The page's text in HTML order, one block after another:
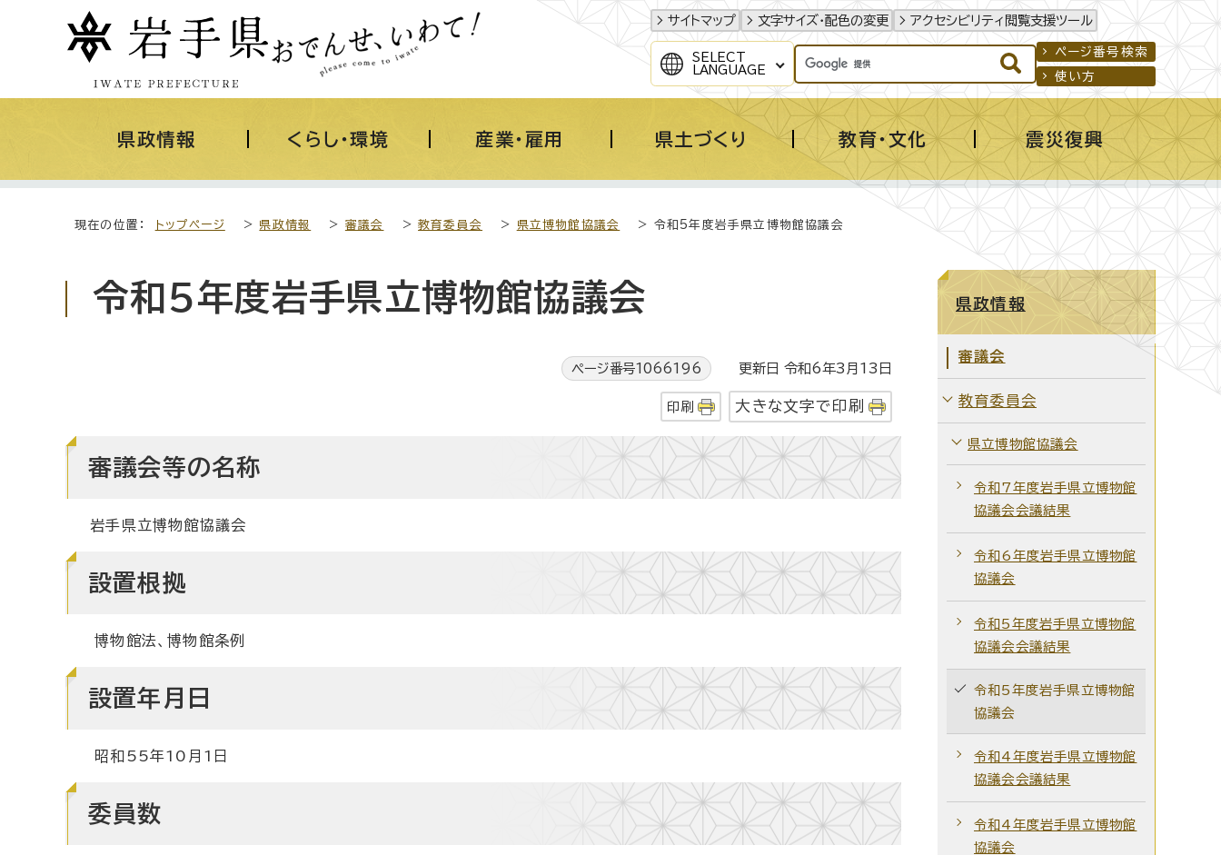
サイトマップ 文字サイズ・配色の変更 アクセシビリティ閲覧支援ツール
SELECT
LANGUAGE
ページ番号検索
使い方
県政情報 くらし・環境 産業・雇用 県土づくり 教育・文化 震災復興
現在の位置： トップページ > 県政情報 > 審議会 >教育委員会 > 県立博物館協議会 > 令和5年度岩手県立博物館協議会
令和5年度岩手県立博物館協議会
ページ番号1066196 更新日 令和6年3月13日
印刷 大きな文字で印刷
審議会等の名称
岩手県立博物館協議会
設置根拠
博物館法、博物館条例
設置年月日
昭和55年10月1日
委員数
県政情報
審議会
教育委員会
県立博物館協議会
令和7年度岩手県立博物館
協議会会議結果
令和6年度岩手県立博物館
協議会
令和5年度岩手県立博物館
協議会会議結果
令和5年度岩手県立博物館
協議会
令和4年度岩手県立博物館
協議会会議結果
令和4年度岩手県立博物館
協議会